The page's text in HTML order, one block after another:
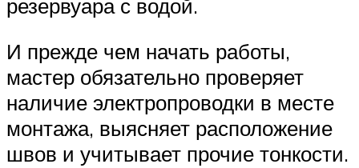
резервуара с водой.
И прежде чем начать работы,
мастер обязательно проверяет
наличие электропроводки в месте
монтажа, выясняет расположение
швов и учитывает прочие тонкости.